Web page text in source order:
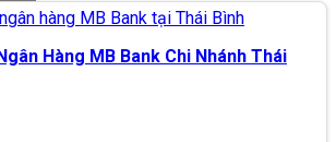
Hàng MB Bank Chi Nhánh Thái